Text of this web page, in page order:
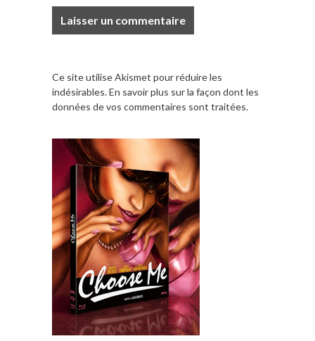
Ce site utilise Akismet pour réduire les
indésirables.En savoir plus sur la façon dont les
données de vos commentaires sont traitées.